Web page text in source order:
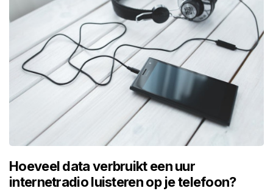
Hoeveel data verbruikt een uur
internetradio luisteren op je telefoon?